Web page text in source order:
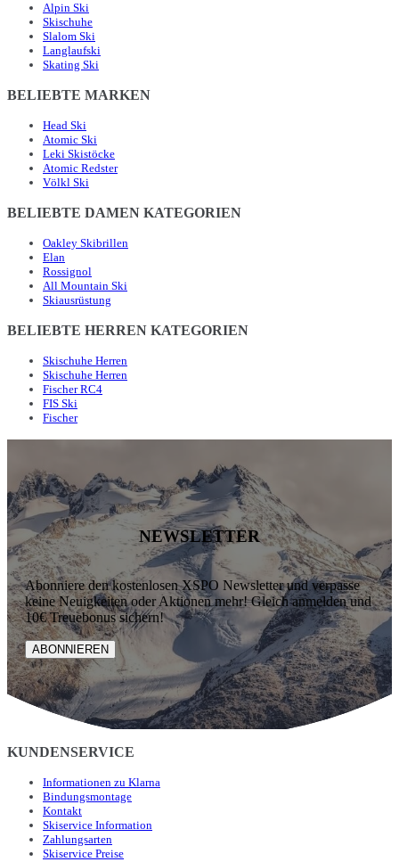
Alpin Ski
Skischuhe
Slalom Ski
Langlaufski
Skating Ski
BELIEBTE MARKEN
Head Ski
Atomic Ski
Leki Skistöcke
Atomic Redster
Völkl Ski
BELIEBTE DAMEN KATEGORIEN
Oakley Skibrillen
Elan
Rossignol
All Mountain Ski
Skiausrüstung
BELIEBTE HERREN KATEGORIEN
Skischuhe Herren
Skischuhe Herren
Fischer RC4
FIS Ski
Fischer
NEWSLETTER
Abonniere den kostenlosen XSPO Newsletter und verpasse
keine Neuigkeiten oder Aktionen mehr! Gleich anmelden und
10€ Treuebonus sichern!
ABONNIEREN
KUNDENSERVICE
Informationen zu Klarna
Bindungsmontage
Kontakt
Skiservice Information
Zahlungsarten
Skiservice Preise